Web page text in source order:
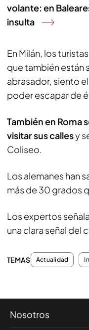
volante: en
insulta
En Milán, los
que también están
abrasador, siento
poder escapar de
También en Roma
visitar sus callesy
Coliseo.
Los alemanes han
más de 30 grados
Los expertos
una clara señal del
TEMAS Actualidad
Nosotros